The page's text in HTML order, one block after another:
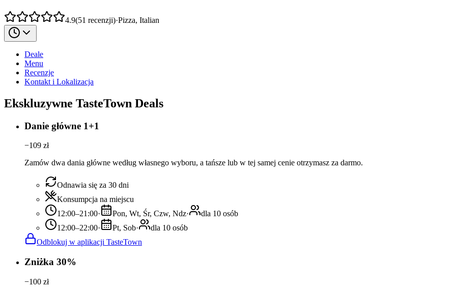
4.9(51 recenzji)·Pizza, Italian
Deale
Menu
Recenzje
Kontakt i Lokalizacja
Ekskluzywne TasteTown Deals
Danie główne 1+1
−109 zł
Zamów dwa dania główne według własnego wyboru, a tańsze lub w tej samej cenie otrzymasz za darmo.
Odnawia się za 30 dni
Konsumpcja na miejscu
12:00–21:00· Pon, Wt, Śr, Czw, Ndz·
dla 10 osób
12:00–22:00· Pt, Sob·
dla 10 osób
Odblokuj w aplikacji TasteTown
Zniżka 30%
−100 zł